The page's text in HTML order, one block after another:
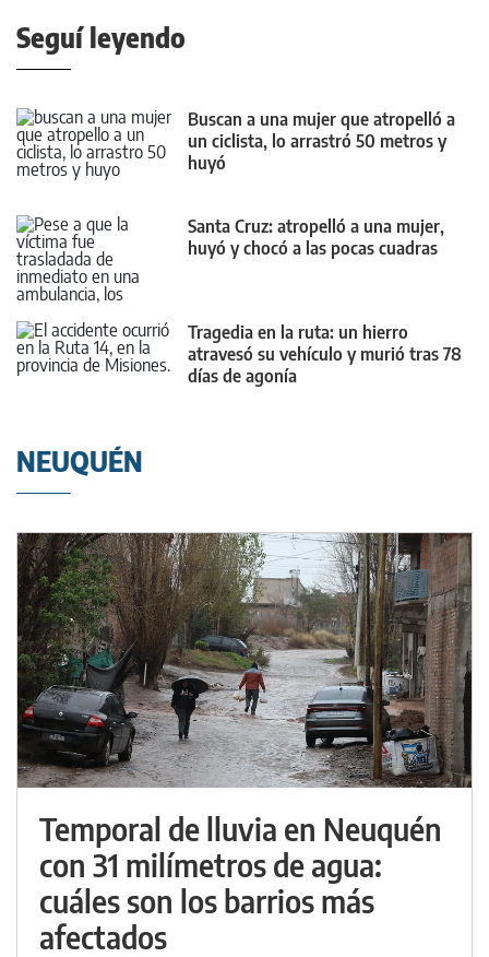
Seguí leyendo
Buscan a una mujer que atropelló a
un ciclista, lo arrastró 50 metros y
huyó
Santa Cruz: atropelló a una mujer,
huyó y chocó a las pocas cuadras
Tragedia en la ruta: un hierro
atravesó su vehículo y murió tras 78
días de agonía
NEUQUÉN
Temporal de lluvia en Neuquén
con 31 milímetros de agua:
cuáles son los barrios más
afectados